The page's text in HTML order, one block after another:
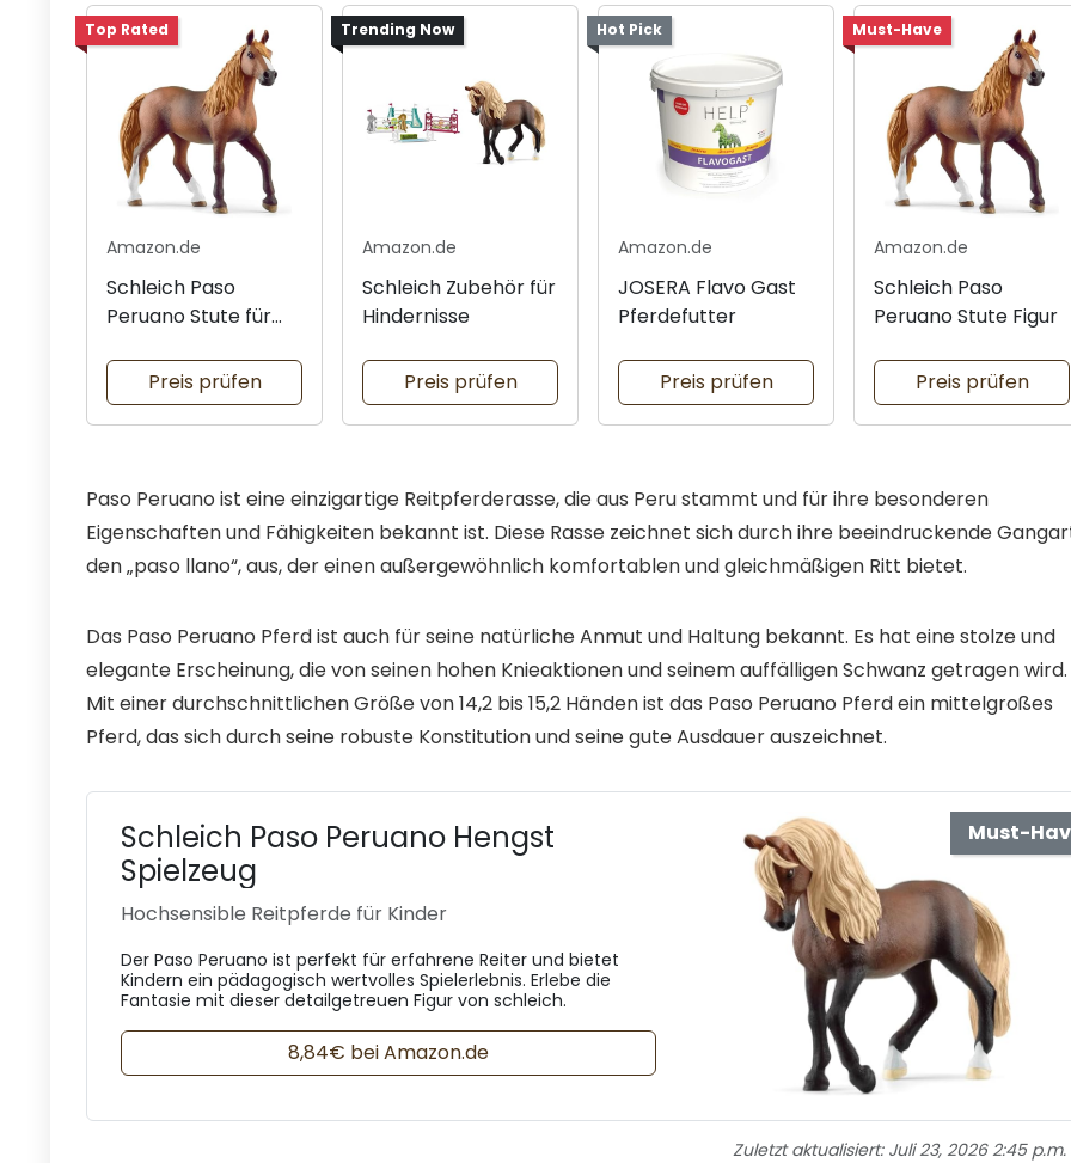
Top Rated
Amazon.de
Schleich Paso
Peruano Stute für
Preis prüfen
Trending Now
Amazon.de
Schleich Zubehör für
Hindernisse
Preis prüfen
Hot Pick
Amazon.de
JOSERA Flavo Gast
Pferdefutter
Preis prüfen
Must-Have
Amazon.de
Schleich Paso
Peruano Stute Figur
Preis prüfen
Paso Peruano ist eine einzigartige Reitpferderasse, die aus Peru stammt und für ihre besonderen
Eigenschaften und Fähigkeiten bekannt ist. Diese Rasse zeichnet sich durch ihre beeindruckende
den „paso llano“, aus, der einen außergewöhnlich komfortablen und gleichmäßigen Ritt bietet.
Das Paso Peruano Pferd ist auch für seine natürliche Anmut und Haltung bekannt. Es hat eine stolze und
elegante Erscheinung, die von seinen hohen Knieaktionen und seinem auffälligen Schwanz getragen wird.
Mit einer durchschnittlichen Größe von 14,2 bis 15,2 Händen ist das Paso Peruano Pferd ein mittelgroßes
Pferd, das sich durch seine robuste Konstitution und seine gute Ausdauer auszeichnet.
Must-
Schleich Paso Peruano Hengst
Spielzeug
Hochsensible Reitpferde für Kinder
Der Paso Peruano ist perfekt für erfahrene Reiter und bietet
Kindern ein pädagogisch wertvolles Spielerlebnis. Erlebe die
Fantasie mit dieser detailgetreuen Figur von schleich.
8,84€ bei Amazon.de
Zuletzt aktualisiert: Juli 23, 2026 2:45 p.m.